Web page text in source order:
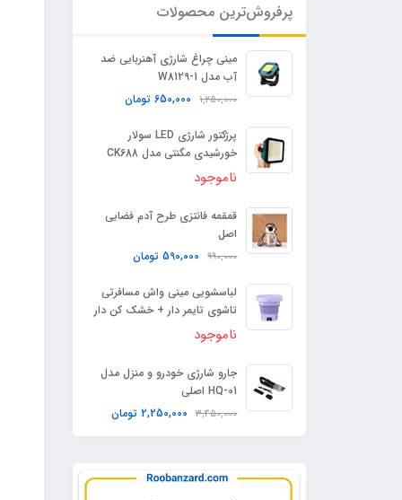
پرفروش‌ترین محصولات
مینی چراغ شارژی آهنربایی ضد
آب مدل W8129-1
1,250,000
650,000 تومان
پرژکتور شارژی LED سولار
خورشیدی مگنتی مدل CK688
ناموجود
قمقمه فانتزی طرح آدم فضایی
اصل
990,000
590,000 تومان
لباسشویی مینی واش مسافرتی
تاشوی تایمر دار + خشک کن دار
ناموجود
جارو شارژی خودرو و منزل مدل
HQ-01 اصلی
3,450,000
2,250,000 تومان